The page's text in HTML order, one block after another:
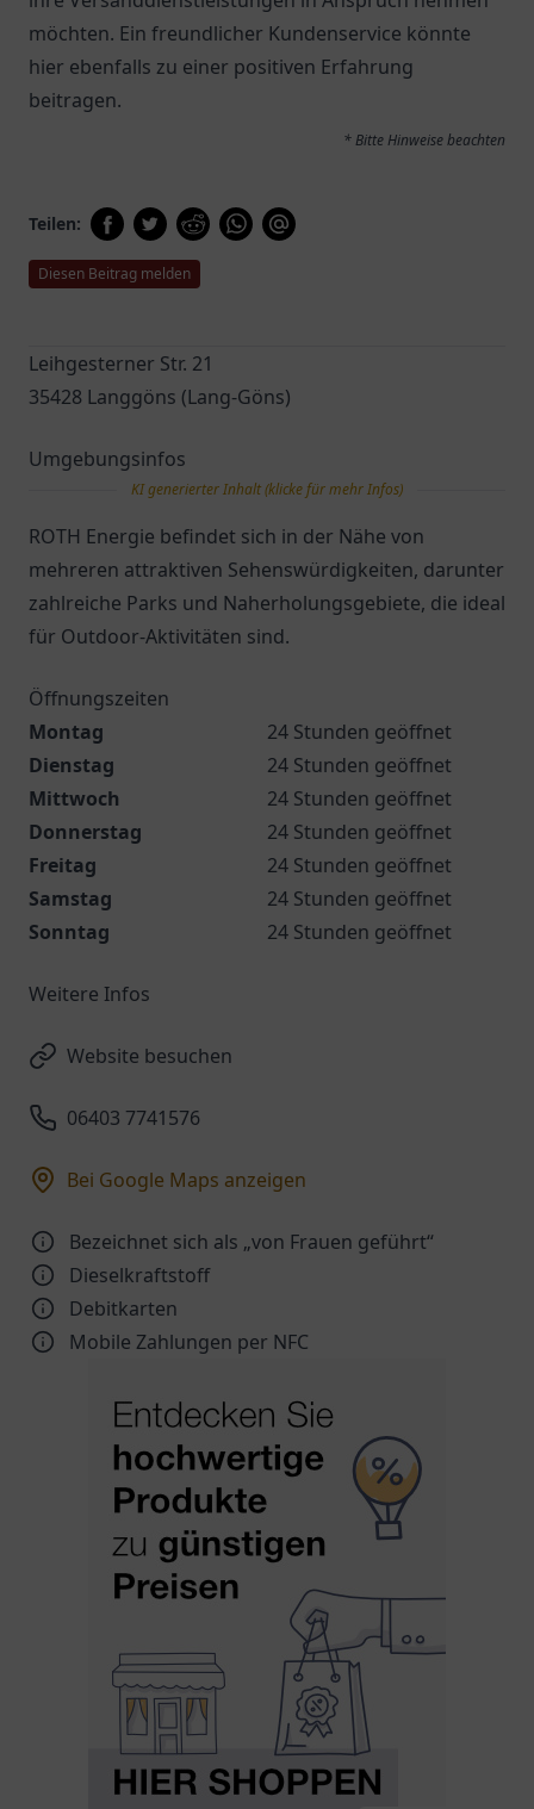
möchten. Ein freundlicher Kundenservice könnte
hier ebenfalls zu einer positiven Erfahrung
beitragen.
* Bitte Hinweise beachten
Teilen:
Diesen Beitrag melden
Leihgesterner Str. 21
35428 Langgöns (Lang-Göns)
Umgebungsinfos
KI generierter Inhalt (klicke für mehr Infos)
ROTH Energie befindet sich in der Nähe von
mehreren attraktiven Sehenswürdigkeiten, darunter
zahlreiche Parks und Naherholungsgebiete, die ideal
für Outdoor-Aktivitäten sind.
Öffnungszeiten
Montag
24 Stunden geöffnet
Dienstag
24 Stunden geöffnet
Mittwoch
24 Stunden geöffnet
Donnerstag
24 Stunden geöffnet
Freitag
24 Stunden geöffnet
Samstag
24 Stunden geöffnet
Sonntag
24 Stunden geöffnet
Weitere Infos
Website besuchen
06403 7741576
Bei Google Maps anzeigen
Bezeichnet sich als „von Frauen geführt“
Dieselkraftstoff
Debitkarten
Mobile Zahlungen per NFC